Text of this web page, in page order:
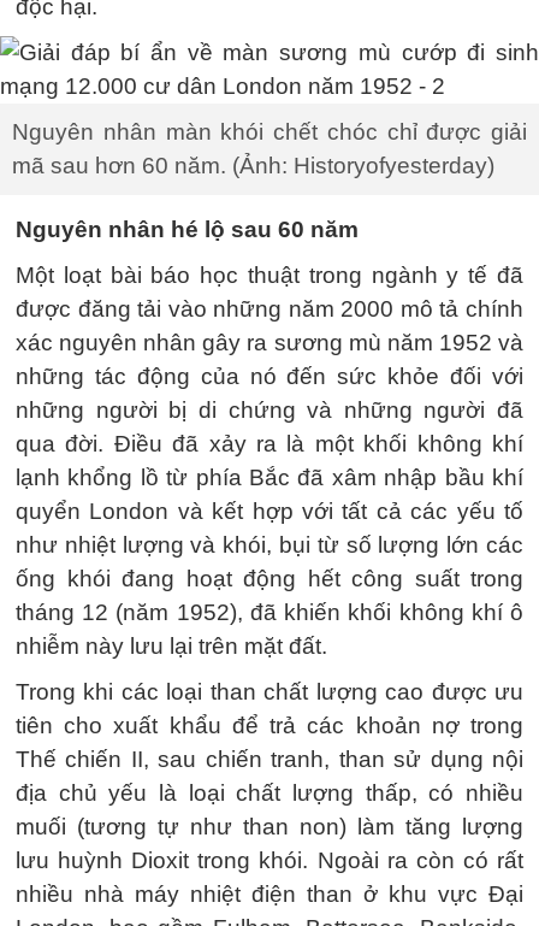
độc hại.
Nguyên nhân màn khói chết chóc chỉ được giải
mã sau hơn 60 năm. (Ảnh: Historyofyesterday)
Nguyên nhân hé lộ sau 60 năm
Một loạt bài báo học thuật trong ngành y tế đã
được đăng tải vào những năm 2000 mô tả chính
xác nguyên nhân gây ra sương mù năm 1952 và
những tác động của nó đến sức khỏe đối với
những người bị di chứng và những người đã
qua đời. Điều đã xảy ra là một khối không khí
lạnh khổng lồ từ phía Bắc đã xâm nhập bầu khí
quyển London và kết hợp với tất cả các yếu tố
như nhiệt lượng và khói, bụi từ số lượng lớn các
ống khói đang hoạt động hết công suất trong
tháng 12 (năm 1952), đã khiến khối không khí ô
nhiễm này lưu lại trên mặt đất.
Trong khi các loại than chất lượng cao được ưu
tiên cho xuất khẩu để trả các khoản nợ trong
Thế chiến II, sau chiến tranh, than sử dụng nội
địa chủ yếu là loại chất lượng thấp, có nhiều
muối (tương tự như than non) làm tăng lượng
lưu huỳnh Dioxit trong khói. Ngoài ra còn có rất
nhiều nhà máy nhiệt điện than ở khu vực Đại